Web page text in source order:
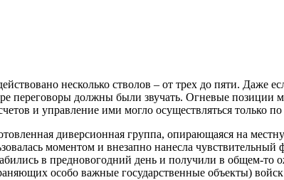
несколько стволов – от трех до пяти. Даже
переговоры должны были звучать. Огневые
и управление ими могло осуществляться
диверсионная группа, опирающаяся на
моментом и внезапно нанесла
в предновогодний день и получили в общем-
особо важные государственные объекты)